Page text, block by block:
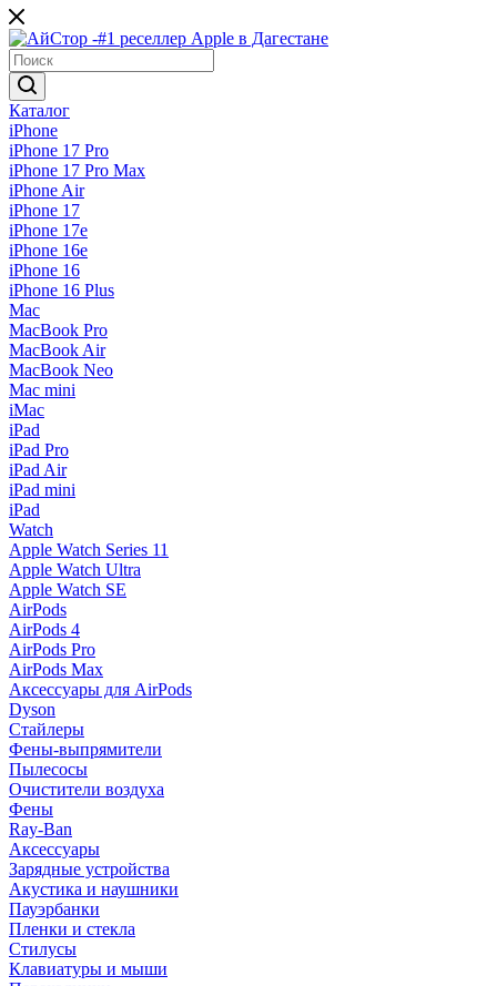
Каталог
iPhone
iPhone 17 Pro
iPhone 17 Pro Max
iPhone Air
iPhone 17
iPhone 17e
iPhone 16e
iPhone 16
iPhone 16 Plus
Mac
MacBook Pro
MacBook Air
MacBook Neo
Mac mini
iMac
iPad
iPad Pro
iPad Air
iPad mini
iPad
Watch
Apple Watch Series 11
Apple Watch Ultra
Apple Watch SE
AirPods
AirPods 4
AirPods Pro
AirPods Max
Аксессуары для AirPods
Dyson
Стайлеры
Фены-выпрямители
Пылесосы
Очистители воздуха
Фены
Ray-Ban
Аксессуары
Зарядные устройства
Акустика и наушники
Пауэрбанки
Пленки и стекла
Стилусы
Клавиатуры и мыши